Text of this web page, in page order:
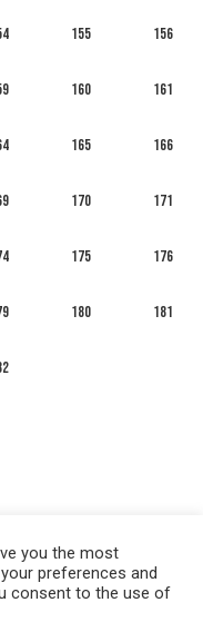
155 156
160 161
165 166
170 171
175 176
180 181
you the most
preferences and
consent to the use of